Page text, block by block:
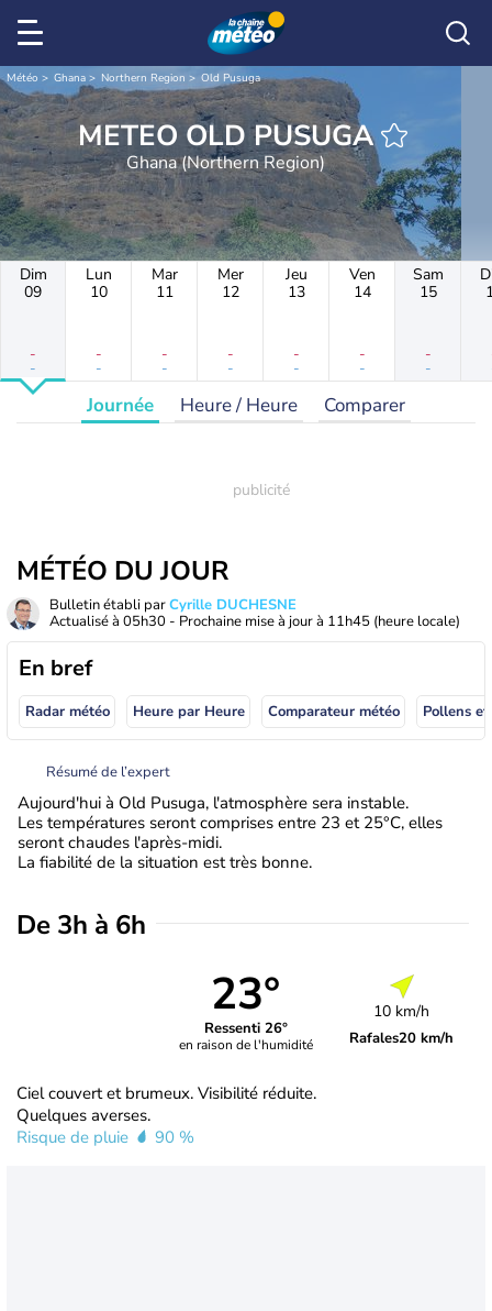
Météo Ghana Northern Region Old Pusuga
METEO OLD PUSUGA
Ghana (Northern Region)
Dim
09
-
-
Lun
10
-
-
Mar
11
-
-
Mer
12
-
-
Jeu
13
-
-
Ven
14
-
-
Sam
15
-
-
Journée Heure / Heure Comparer
MÉTÉO DU JOUR
Bulletin établi parCyrille DUCHESNE
Actualisé à 05h30 - Prochaine mise à jour à 11h45 (heure locale)
En bref
Radar météo Heure par Heure Comparateur météo Pollens
Résumé de l’expert
Aujourd'hui à Old Pusuga, l'atmosphère sera instable.
Les températures seront comprises entre 23 et 25°C, elles
seront chaudes l'après-midi.
La fiabilité de la situation est très bonne.
De 3h à 6h
23°
Ressenti 26°
en raison de l'humidité
10 km/h
Rafales20 km/h
Ciel couvert et brumeux. Visibilité réduite.
Quelques averses.
Risque de pluie
90 %